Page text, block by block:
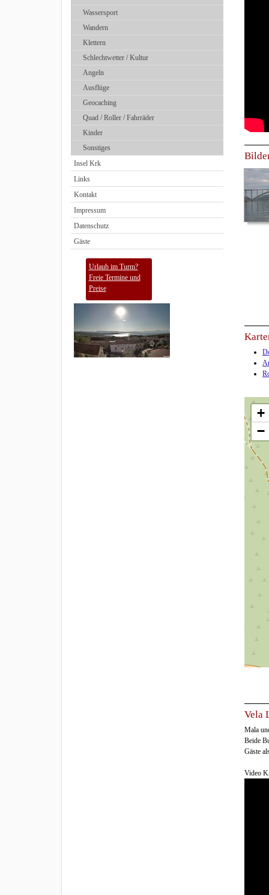
Wassersport
Wandern
Klettern
Schlechtwetter / Kultur
Angeln
Ausflüge
Geocaching
Quad / Roller / Fahrräder
Kinder
Sonstiges
Insel Krk
Links
Kontakt
Impressum
Datenschutz
Gäste
Urlaub im Turm?
Freie Termine und
Preise
+
−
Vela
Mala
Beide
Gäste
Video